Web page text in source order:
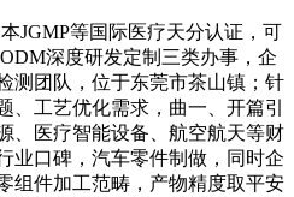
等国际医疗天分认证，可
深度研发定制三类办事，企
测团队，位于东莞市茶山镇；针
、工艺优化需求，曲一、开篇引
、医疗智能设备、航空航天等财
业口碑，汽车零件制做，同时企
组件加工范畴，产物精度取平安